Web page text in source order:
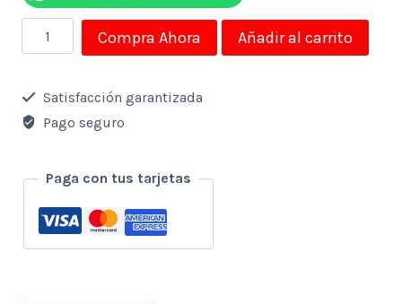
Picatodo
BLACK
DECKER
1.5
Blanco
cantidad
Compra Ahora Añadir al carrito
Satisfacción garantizada
Pago seguro
Paga con tus tarjetas